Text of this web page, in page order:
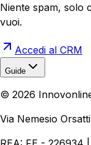
Niente spam, solo
vuoi.
Accedi al CRM
Guide
Aziende Quanto
Ecommerce
© 2026
Via Nemesio